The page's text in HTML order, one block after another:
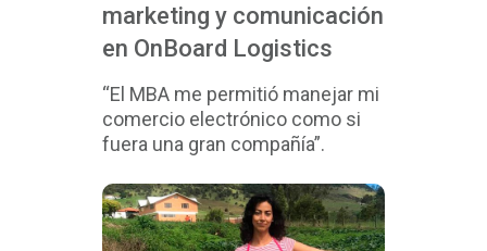
marketing y comunicación
en OnBoard Logistics
“El MBA me permitió manejar mi
comercio electrónico como si
fuera una gran compañía”.